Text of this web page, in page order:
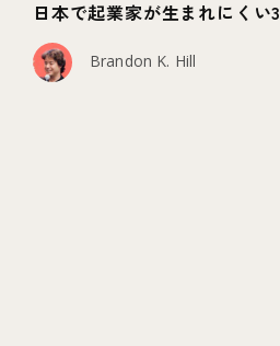
日本で起業家が生まれにくい
Brandon K. Hill